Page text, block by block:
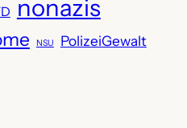
nonazis
NSU PolizeiGewalt